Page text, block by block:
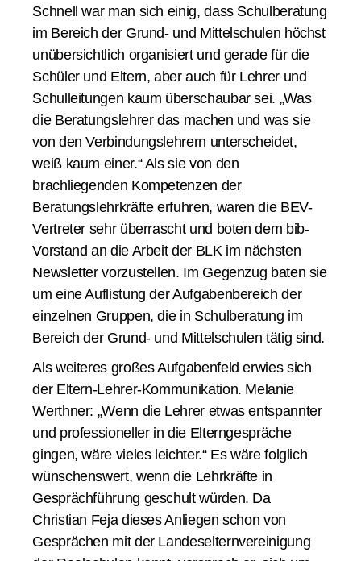
Schnell war man sich einig, dass Schulberatung
im Bereich der Grund- und Mittelschulen höchst
unübersichtlich organisiert und gerade für die
Schüler und Eltern, aber auch für Lehrer und
Schulleitungen kaum überschaubar sei. „Was
die Beratungslehrer das machen und was sie
von den Verbindungslehrern unterscheidet,
weiß kaum einer.“ Als sie von den
brachliegenden Kompetenzen der
Beratungslehrkräfte erfuhren, waren die BEV-
Vertreter sehr überrascht und boten dem bib-
Vorstand an die Arbeit der BLK im nächsten
Newsletter vorzustellen. Im Gegenzug baten sie
um eine Auflistung der Aufgabenbereich der
einzelnen Gruppen, die in Schulberatung im
Bereich der Grund- und Mittelschulen tätig sind.
Als weiteres großes Aufgabenfeld erwies sich
der Eltern-Lehrer-Kommunikation. Melanie
Werthner: „Wenn die Lehrer etwas entspannter
und professioneller in die Elterngespräche
gingen, wäre vieles leichter.“ Es wäre folglich
wünschenswert, wenn die Lehrkräfte in
Gesprächführung geschult würden. Da
Christian Feja dieses Anliegen schon von
Gesprächen mit der Landeselternvereinigung